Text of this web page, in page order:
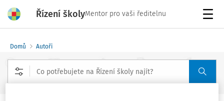
Řízení školyMentor pro vaši ředitelnu
Domů Autoři